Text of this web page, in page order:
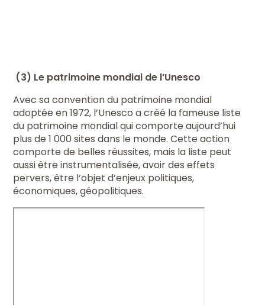
(3) Le patrimoine mondial de l’Unesco
Avec sa convention du patrimoine mondial
adoptée en 1972, l’Unesco a créé la fameuse liste
du patrimoine mondial qui comporte aujourd’hui
plus de 1 000 sites dans le monde. Cette action
comporte de belles réussites, mais la liste peut
aussi être instrumentalisée, avoir des effets
pervers, être l’objet d’enjeux politiques,
économiques, géopolitiques.